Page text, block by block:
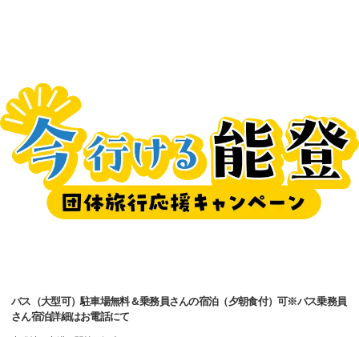
バス（大型可）駐車場無料＆乗務員さんの宿泊（夕朝食付）可※バス乗務員
さん宿泊詳細はお電話にて